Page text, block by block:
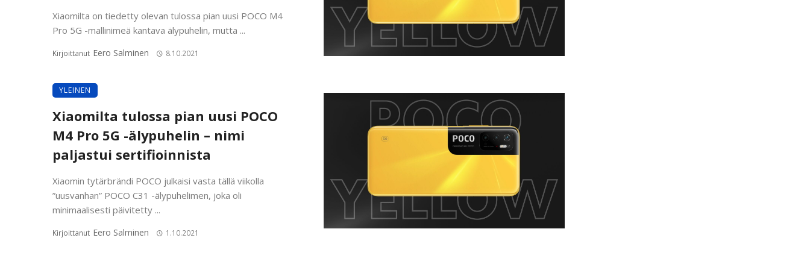
Xiaomilta on tiedetty olevan tulossa pian uusi POCO M4
Pro 5G -mallinimeä kantava älypuhelin, mutta ...
Kirjoittanut Eero Salminen 8.10.2021
YLEINEN
Xiaomilta tulossa pian uusi POCO
M4 Pro 5G -älypuhelin – nimi
paljastui sertifioinnista
Xiaomin tytärbrändi POCO julkaisi vasta tällä viikolla
”uusvanhan” POCO C31 -älypuhelimen, joka oli
minimaalisesti päivitetty ...
Kirjoittanut Eero Salminen 1.10.2021